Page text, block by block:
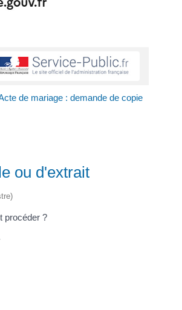
de mariage : demande de copie
ou d'extrait
procéder ?